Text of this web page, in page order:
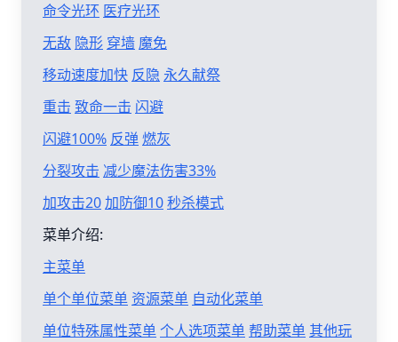
命令光环 医疗光环
无敌 隐形 穿墙 魔免
移动速度加快 反隐 永久献祭
重击 致命一击 闪避
闪避100% 反弹燃灰
分裂攻击 减少魔法伤害33%
加攻击20加防御10秒杀模式
菜单介绍:
主菜单
单个单位菜单 资源菜单 自动化菜单
单位特殊属性菜单个人选项菜单帮助菜单其他玩